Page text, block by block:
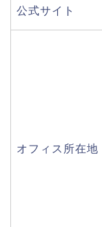
公式サイト
オフィス所在地